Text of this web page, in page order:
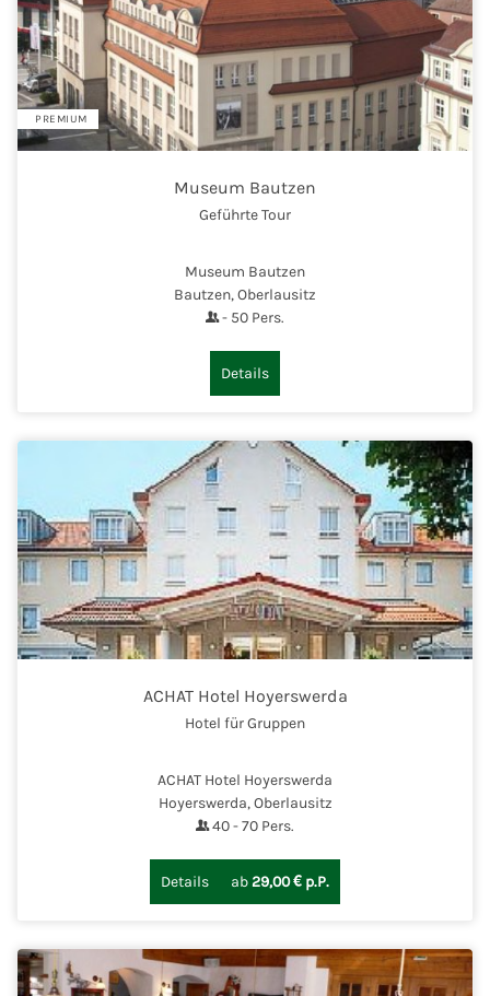
PREMIUM
Museum Bautzen
Geführte Tour
Museum Bautzen
Bautzen, Oberlausitz
- 50 Pers.
Details
ACHAT Hotel Hoyerswerda
Hotel für Gruppen
ACHAT Hotel Hoyerswerda
Hoyerswerda, Oberlausitz
40-70 Pers.
Details ab29,00 € p.P.